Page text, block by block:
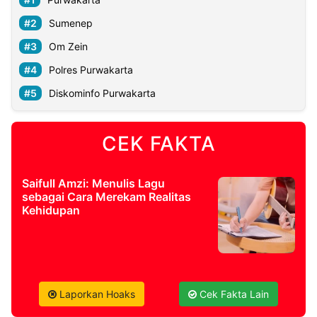
Sumenep
Om Zein
Polres Purwakarta
Diskominfo Purwakarta
CEK FAKTA
Saifull Amzi: Menulis Lagu
sebagai Cara Merekam Realitas
Kehidupan
Laporkan Hoaks Cek Fakta Lain